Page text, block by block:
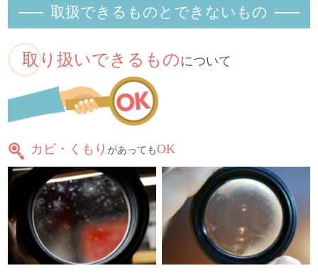
取扱できるものとできないもの
取り扱いできるものについて
カビ・くもり があってもOK